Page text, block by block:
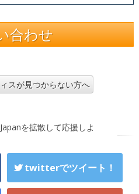
合わせ
スが見つからない方へ
を拡散して応援しよ
twitterでツイート！